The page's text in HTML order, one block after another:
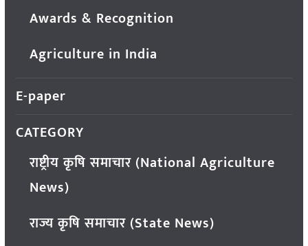
Awards & Recognition
Agriculture in India
E-paper
CATEGORY
राष्ट्रीय कृषि समाचार (National Agriculture
News)
राज्य कृषि समाचार (State News)